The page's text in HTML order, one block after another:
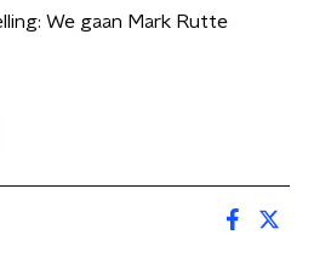
We gaan Mark Rutte